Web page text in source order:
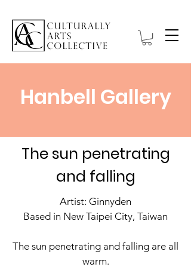
Hanbell Gallery
The sun penetrating
and falling
Artist: Ginnyden
Based in New Taipei City, Taiwan
The sun penetrating and falling are all
warm.